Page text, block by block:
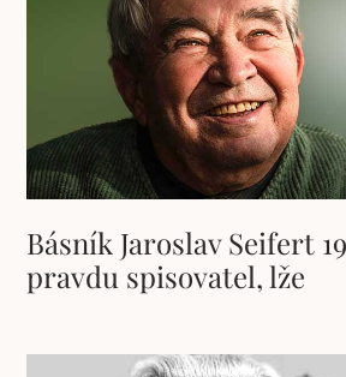
Básník Jaroslav Seifert
pravdu spisovatel, lže